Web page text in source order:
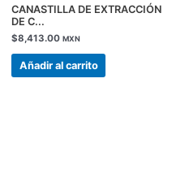
CANASTILLA DE EXTRACCIÓN
DE C...
$8,413.00 MXN
Añadir al carrito